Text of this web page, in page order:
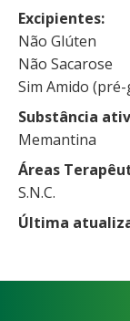
Excipientes
Não Glúten
Não Sacarose
Sim Amido
Substância
Memantina
Áreas
S.N.C.
Última